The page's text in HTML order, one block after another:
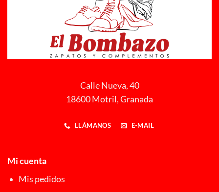
Calle Nueva, 40
18600 Motril, Granada
LLÁMANOS E-MAIL
Mi cuenta
Mis pedidos